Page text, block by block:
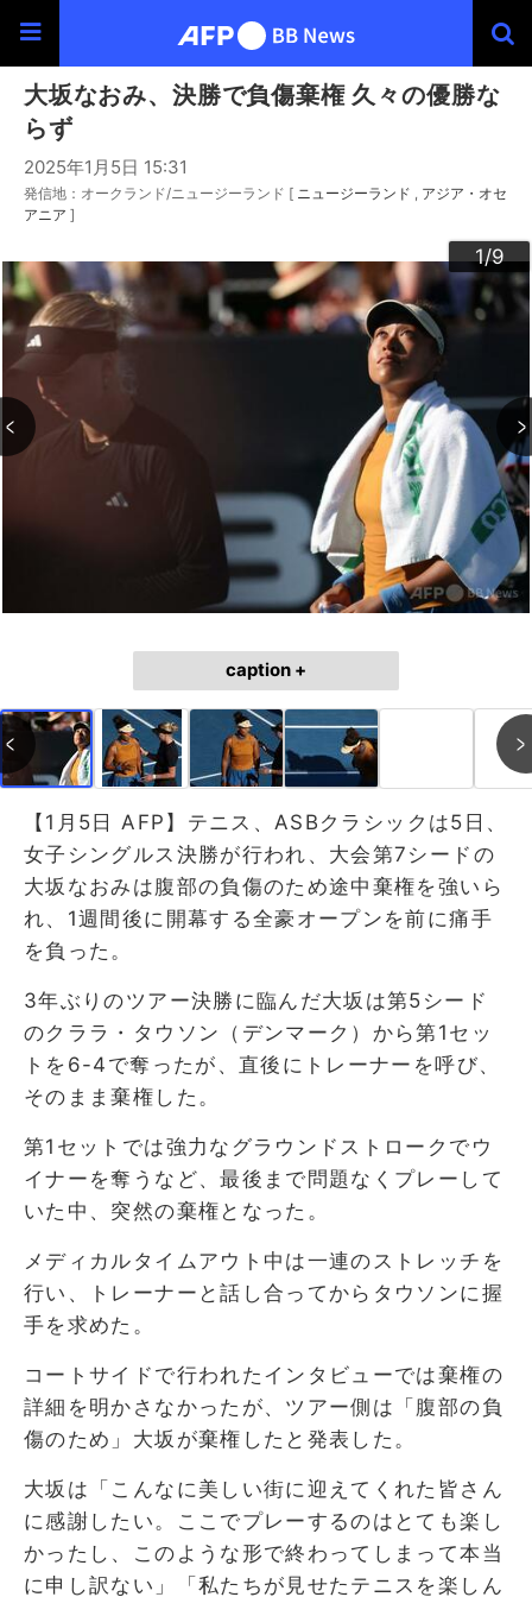
大坂なおみ、決勝で負傷棄権 久々の優勝な
らず
2025年1月5日 15:31
発信地：オークランド/ニュージーランド [ ニュージーランド
アジア・オセ
アニア ]
1/9
2/9
3/9
4/9
5/9
6/9
7/9
8/9
9/9
caption +
【1月5日 AFP】テニス、ASBクラシックは5日、
女子シングルス決勝が行われ、大会第7シードの
大坂なおみは腹部の負傷のため途中棄権を強いら
れ、1週間後に開幕する全豪オープンを前に痛手
を負った。
3年ぶりのツアー決勝に臨んだ大坂は第5シード
のクララ・タウソン（デンマーク）から第1セッ
トを6-4で奪ったが、直後にトレーナーを呼び、
そのまま棄権した。
第1セットでは強力なグラウンドストロークでウ
イナーを奪うなど、最後まで問題なくプレーして
いた中、突然の棄権となった。
メディカルタイムアウト中は一連のストレッチを
行い、トレーナーと話し合ってからタウソンに握
手を求めた。
コートサイドで行われたインタビューでは棄権の
詳細を明かさなかったが、ツアー側は「腹部の負
傷のため」大坂が棄権したと発表した。
大坂は「こんなに美しい街に迎えてくれた皆さん
に感謝したい。ここでプレーするのはとても楽し
かったし、このような形で終わってしまって本当
に申し訳ない」「私たちが見せたテニスを楽しん